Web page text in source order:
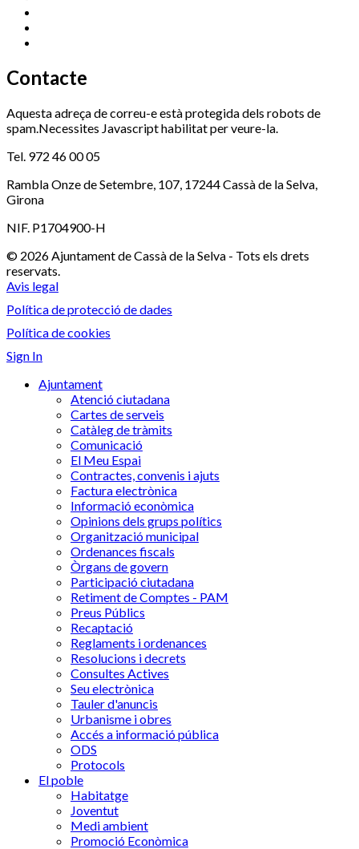
Contacte
Aquesta adreça de correu-e està protegida dels robots de
spam.Necessites Javascript habilitat per veure-la.
Tel. 972 46 00 05
Rambla Onze de Setembre, 107, 17244 Cassà de la Selva,
Girona
NIF. P1704900-H
© 2026 Ajuntament de Cassà de la Selva - Tots els drets
reservats.
Avis legal
Política de protecció de dades
Política de cookies
Sign In
Ajuntament
Atenció ciutadana
Cartes de serveis
Catàleg de tràmits
Comunicació
El Meu Espai
Contractes, convenis i ajuts
Factura electrònica
Informació econòmica
Opinions dels grups polítics
Organització municipal
Ordenances fiscals
Òrgans de govern
Participació ciutadana
Retiment de Comptes - PAM
Preus Públics
Recaptació
Reglaments i ordenances
Resolucions i decrets
Consultes Actives
Seu electrònica
Tauler d'anuncis
Urbanisme i obres
Accés a informació pública
ODS
Protocols
El poble
Habitatge
Joventut
Medi ambient
Promoció Econòmica